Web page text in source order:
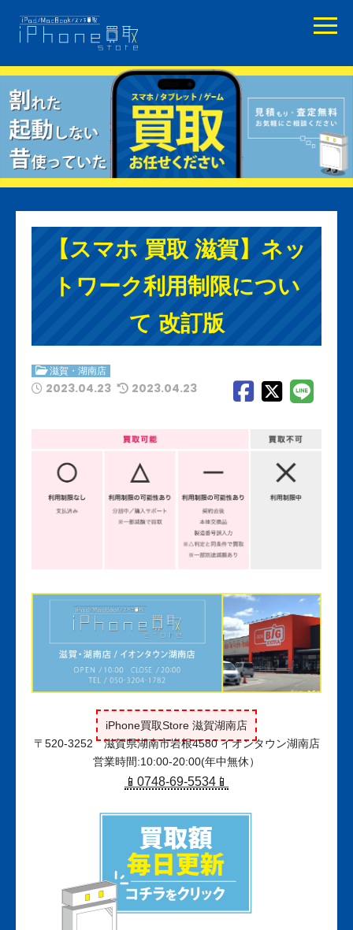
【スマホ 買取 滋賀】ネッ
トワーク利用制限につい
て 改訂版
滋賀・湖南店
2023.04.23 2023.04.23
iPhone買取Store 滋賀湖南店
〒520-3252 滋賀県湖南市岩根4580 イオンタウン湖南店
営業時間:10:00-20:00(年中無休）
📱0748-69-5534📱